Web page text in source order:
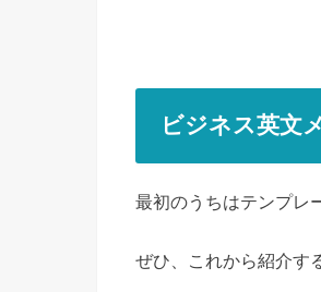
ビジネス英文
最初のうちはテンプレ
ぜひ、これから紹介す